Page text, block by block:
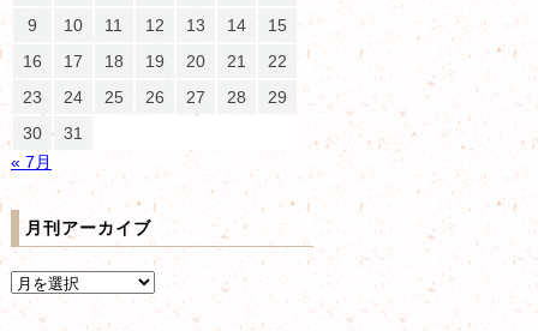
9
10 11 12 13 14
15
16
17 18 19 20 21
22
23
24 25 26 27 28
29
30
31
« 7月
月刊アーカイブ